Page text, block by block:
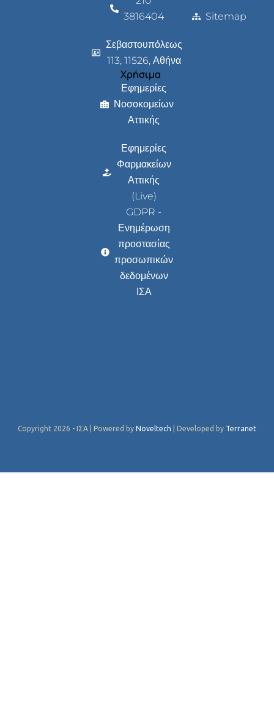
3816404
Σεβαστουπόλεως
113, 11526, Αθήνα
Χρήσιμα
Εφημερίες
Νοσοκομείων
Αττικής
Εφημερίες
Φαρμακείων
Αττικής
(Live)
GDPR -
Ενημέρωση
προστασίας
προσωπικών
δεδομένων
ΙΣΑ
Sitemap
Copyright 2026 - ΙΣΑ | Powered by Noveltech | Developed by Terranet